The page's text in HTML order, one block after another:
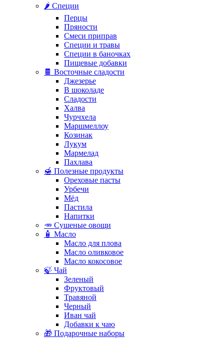
🌶️ Специи
Перцы
Пряности
Смеси приправ
Специи и травы
Специи в баночках
Пищевые добавки
🍫 Восточные сладости
Джезерье
В шоколаде
Сладости
Халва
Чурчхела
Маршмеллоу
Козинак
Лукум
Мармелад
Пахлава
🍯 Полезные продукты
Ореховые пасты
Урбечи
Мёд
Пастила
Напитки
🥕 Сушеные овощи
🧴 Масло
Масло для плова
Масло оливковое
Масло кокосовое
🍃 Чай
Зеленый
Фруктовый
Травяной
Черный
Иван чай
Добавки к чаю
🎁 Подарочные наборы